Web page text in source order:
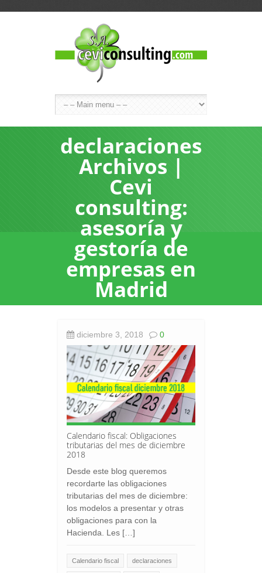
declaraciones
Archivos |
Cevi
consulting:
asesoría y
gestoría de
empresas en
Madrid
diciembre 3, 2018 0
Calendario fiscal: Obligaciones
tributarias del mes de diciembre
2018
Desde este blog queremos
recordarte las obligaciones
tributarias del mes de diciembre:
los modelos a presentar y otras
obligaciones para con la
Hacienda. Les […]
Calendario fiscal declaraciones